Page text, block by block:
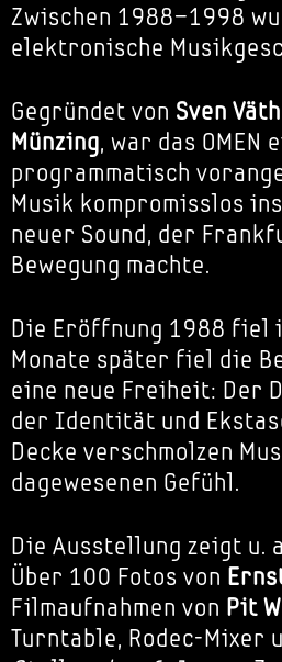
Zwischen 1988–1998
elektronische
Gegründet von Sven
Münzing, war das
programmatisch
Musik kompromisslos
neuer Sound, der
Bewegung machte.
Die Eröffnung 1988 fiel
Monate später fiel die
eine neue Freiheit: Der
der Identität und
Decke verschmolzen
dagewesenen Gefühl.
Die Ausstellung zeigt u.
Über 100 Fotos von
Filmaufnahmen von Pit
Turntable, Rodec-Mixer